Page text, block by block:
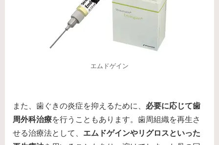
エムドゲイン
また、歯ぐきの炎症を抑えるために、 必要に応じて歯
周外科治療を行うこともあります。歯周組織を再生さ
せる治療法として、 エムドゲインやリグロスといった